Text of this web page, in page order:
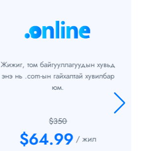
Жижиг, том байгууллагуудын хувьд
энэ нь .com-ын гайхалтай хувилбар
юм.
$350
$64.99 / жил